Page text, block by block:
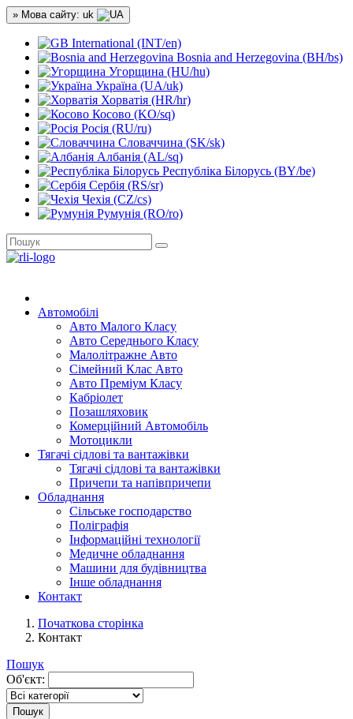
» Мова сайту: uk
International (INT/en)
Bosnia and Herzegovina (BH/bs)
Угорщина (HU/hu)
Україна (UA/uk)
Хорватія (HR/hr)
Косово (KO/sq)
Росія (RU/ru)
Словаччина (SK/sk)
Албанія (AL/sq)
Республіка Білорусь (BY/be)
Сербія (RS/sr)
Чехія (CZ/cs)
Румунія (RO/ro)
Автомобілі
Авто Малого Класу
Авто Середнього Класу
Малолітражне Авто
Сімейний Клас Авто
Авто Преміум Класу
Кабріолет
Позашляховик
Комерційний Автомобіль
Мотоцикли
Тягачі сідлові та вантажівки
Тягачі сідлові та вантажівки
Причепи та напівпричепи
Обладнання
Сільське господарство
Поліграфія
Інформаційні технології
Медичне обладнання
Машини для будівництва
Інше обладнання
Контакт
Початкова сторінка
Контакт
Пошук
Об'єкт:
Пошук